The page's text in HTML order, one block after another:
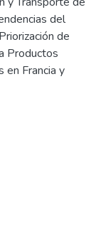
del
de
Productos
en Francia y